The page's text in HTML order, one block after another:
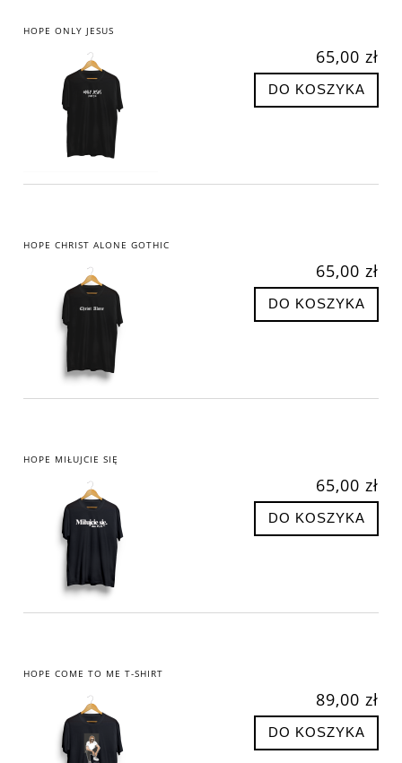
HOPE ONLY JESUS
65,00 zł
DO KOSZYKA
HOPE CHRIST ALONE GOTHIC
65,00 zł
DO KOSZYKA
HOPE MIŁUJCIE SIĘ
65,00 zł
DO KOSZYKA
HOPE COME TO ME T-SHIRT
89,00 zł
DO KOSZYKA